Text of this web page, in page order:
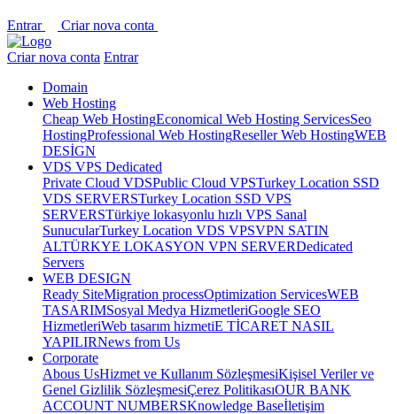
Entrar Criar nova conta
Criar nova conta Entrar
Domain
Web Hosting
Cheap Web HostingEconomical Web Hosting ServicesSeo
HostingProfessional Web HostingReseller Web HostingWEB
DESİGN
VDS VPS Dedicated
Private Cloud VDSPublic Cloud VPSTurkey Location SSD
VDS SERVERSTurkey Location SSD VPS
SERVERSTürkiye lokasyonlu hızlı VPS Sanal
SunucularTurkey Location VDS VPSVPN SATIN
ALTÜRKYE LOKASYON VPN SERVERDedicated
Servers
WEB DESIGN
Ready SiteMigration processOptimization ServicesWEB
TASARIMSosyal Medya HizmetleriGoogle SEO
HizmetleriWeb tasarım hizmetiE TİCARET NASIL
YAPILIRNews from Us
Corporate
Abous UsHizmet ve Kullanım SözleşmesiKişisel Veriler ve
Genel Gizlilik SözleşmesiÇerez PolitikasıOUR BANK
ACCOUNT NUMBERSKnowledge Baseİletişim